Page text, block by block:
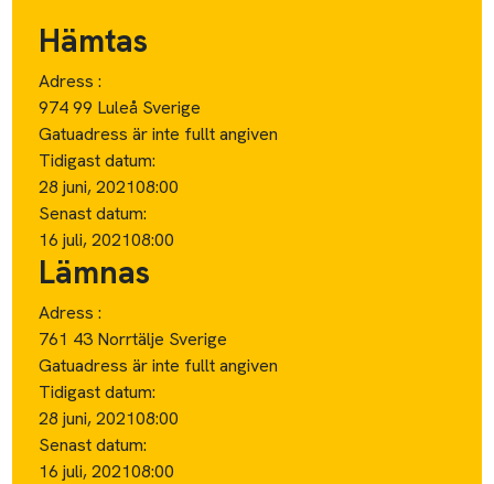
Hämtas
Adress :
974 99 Luleå Sverige
Gatuadress är inte fullt angiven
Tidigast datum:
28 juni, 202108:00
Senast datum:
16 juli, 202108:00
Lämnas
Adress :
761 43 Norrtälje Sverige
Gatuadress är inte fullt angiven
Tidigast datum:
28 juni, 202108:00
Senast datum:
16 juli, 202108:00